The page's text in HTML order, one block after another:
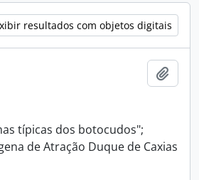
resultados com objetos digitais
típicas dos botocudos";
de Atração Duque de Caxias